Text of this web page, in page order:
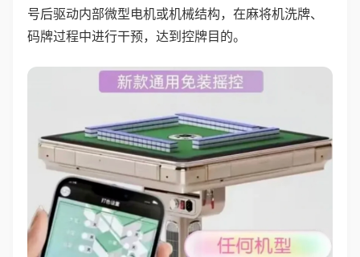
号后驱动内部微型电机或机械结构，在麻将机洗牌、
码牌过程中进行干预，达到控牌目的。